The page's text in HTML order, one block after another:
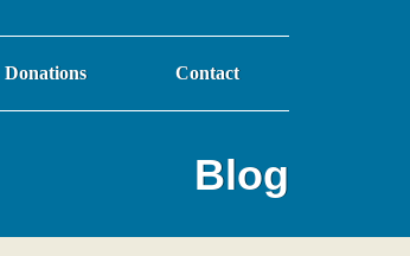
Donations Contact
Blog